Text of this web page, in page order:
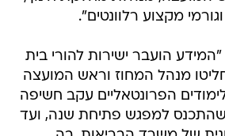
מקצוע רלוונטים".
הועבר ישירות להורי בית
מנהל המחוז וראש המועצה
הפרונטאליים עקב חשיפה
למפגש פתיחת שנה, ועד